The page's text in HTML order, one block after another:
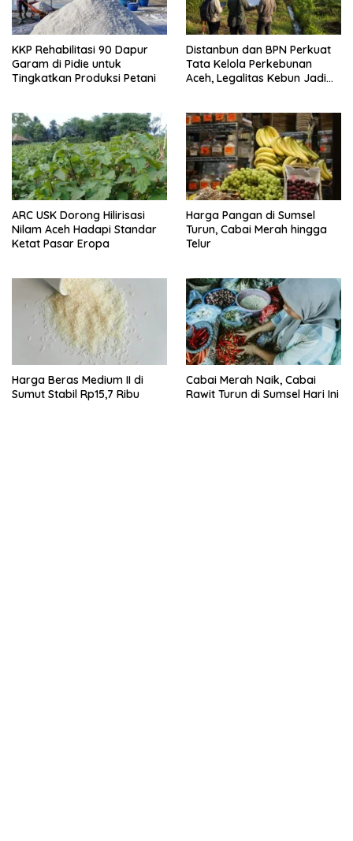
KKP Rehabilitasi 90 Dapur
Garam di Pidie untuk
Tingkatkan Produksi Petani
Distanbun dan BPN Perkuat
Tata Kelola Perkebunan
Aceh, Legalitas Kebun Jadi
ARC USK Dorong Hilirisasi
Nilam Aceh Hadapi Standar
Ketat Pasar Eropa
Harga Pangan di Sumsel
Turun, Cabai Merah hingga
Telur
Harga Beras Medium II di
Sumut Stabil Rp15,7 Ribu
Cabai Merah Naik, Cabai
Rawit Turun di Sumsel Hari Ini